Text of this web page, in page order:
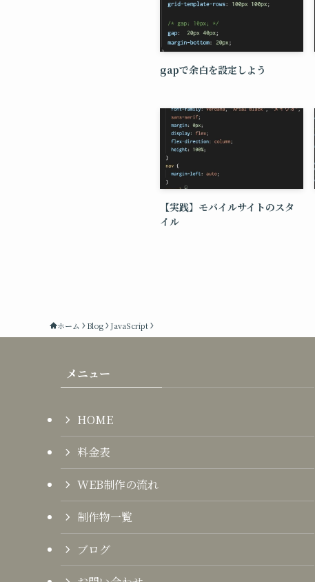
gapで余白を設定しよう
【実践】モバイルサイトのスタ
イル
ホーム Blog JavaScript
メニュー
HOME
料金表
WEB制作の流れ
制作物一覧
ブログ